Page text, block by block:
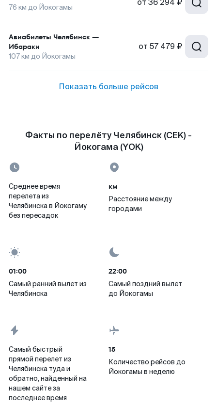
76 км до Йокогамы от 36 294 ₽
Авиабилеты Челябинск —
Ибараки
107км до Йокогамы
от 57 479 ₽
Показать больше рейсов
Факты по перелёту Челябинск (CEK) -
Йокогама (YOK)
Среднее время
перелета из
Челябинска в Йокогаму
без пересадок
км
Расстояние между
городами
01:00
Самый ранний вылет из
Челябинска
22:00
Самый поздний вылет
до Йокогамы
Самый быстрый
прямой перелет из
Челябинска туда и
обратно, найденный на
нашем сайте за
последнее время
15
Количество рейсов до
Йокогамы в неделю